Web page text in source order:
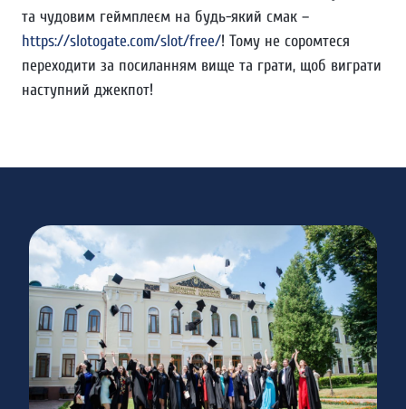
та чудовим геймплеєм на будь-який смак –
https://slotogate.com/slot/free/! Тому не соромтеся
переходити за посиланням вище та грати, щоб виграти
наступний джекпот!